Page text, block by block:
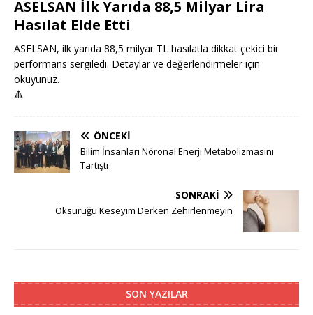
ASELSAN İlk Yarıda 88,5 Milyar Lira
Hasılat Elde Etti
ASELSAN, ilk yarıda 88,5 milyar TL hasılatla dikkat çekici bir
performans sergiledi. Detaylar ve değerlendirmeler için
okuyunuz.
🔺
ÖNCEKI
Bilim İnsanları Nöronal Enerji Metabolizmasını
Tartıştı
SONRAKI
Öksürüğü Keseyim Derken Zehirlenmeyin
SON YAZILAR